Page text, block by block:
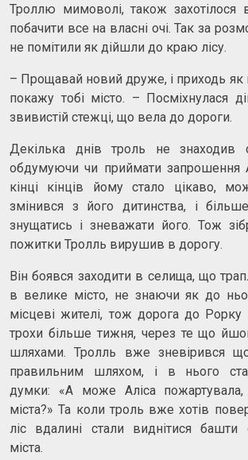
Троллю мимоволі, також захотілося
побачити все на власні очі. Так за
не помітили як дійшли до краю лісу.
– Прощавай новий друже, і приходь як
покажу тобі місто. – Посміхнулася
звивистій стежці, що вела до дороги.
Декілька днів троль не знаходив
обдумуючи чи приймати запрошення
кінці кінців йому стало цікаво,
змінився з його дитинства, і
знущатись і зневажати його. Тож
пожитки Тролль вирушив в дорогу.
Він боявся заходити в селища, що
в велике місто, не знаючи як до
місцеві жителі, тож дорога до Рорку
трохи більше тижня, через те що
шляхами. Тролль вже зневірився
правильним шляхом, і в нього
думки: «А може Аліса пожартувала,
міста?» Та коли троль вже хотів
ліс вдалині стали виднітися башти
міста.